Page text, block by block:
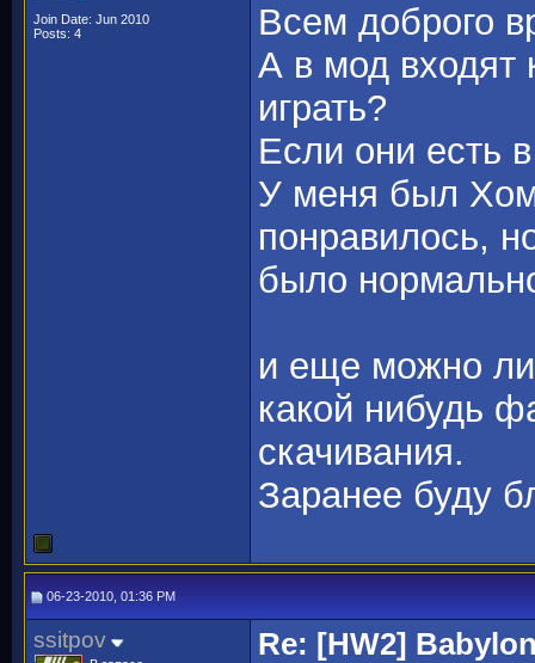
Join Date: Jun 2010
Posts: 4
Всем доброго
А в мод входят
играть?
Если они есть
У меня был
понравилось,
было
и еще можно
какой нибудь
скачивания.
Заранее буду
06-23-2010, 01:36 PM
ssitpov Re: [HW2]